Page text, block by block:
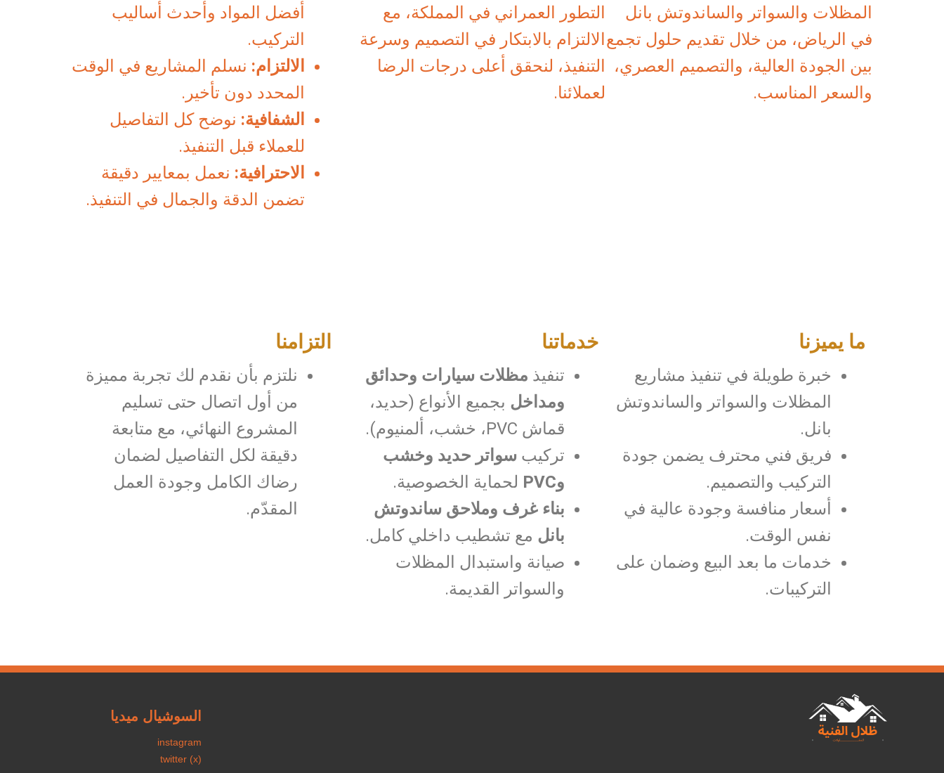
المظلات والسواتر والساندوتش بانل
في الرياض، من خلال تقديم حلول تجمع
بين الجودة العالية، والتصميم العصري،
والسعر المناسب.
التطور العمراني في المملكة، مع
الالتزام بالابتكار في التصميم وسرعة
التنفيذ، لنحقق أعلى درجات الرضا
لعملائنا.
أفضل المواد وأحدث أساليب
التركيب.
الالتزام: نسلم المشاريع في الوقت
المحدد دون تأخير.
الشفافية: نوضح كل التفاصيل
للعملاء قبل التنفيذ.
الاحترافية: نعمل بمعايير دقيقة
تضمن الدقة والجمال في التنفيذ.
ما يميزنا
خبرة طويلة في تنفيذ مشاريع
المظلات والسواتر والساندوتش
بانل.
فريق فني محترف يضمن جودة
التركيب والتصميم.
أسعار منافسة وجودة عالية في
نفس الوقت.
خدمات ما بعد البيع وضمان على
التركيبات.
خدماتنا
تنفيذ مظلات سيارات وحدائق
ومداخل بجميع الأنواع (حديد،
قماش PVC، خشب، ألمنيوم).
تركيب سواتر حديد وخشب
وPVC
لحماية الخصوصية.
بناء غرف وملاحق ساندوتش
بانل مع تشطيب داخلي كامل.
صيانة واستبدال المظلات
والسواتر القديمة.
التزامنا
نلتزم بأن نقدم لك تجربة مميزة
من أول اتصال حتى تسليم
المشروع النهائي، مع متابعة
دقيقة لكل التفاصيل لضمان
رضاك الكامل وجودة العمل
المقدّم.
السوشيال ميديا
instagram
twitter (x)